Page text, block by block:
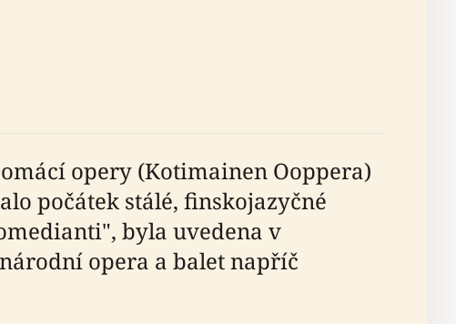
opery (Kotimainen Ooppera)
počátek stálé, finskojazyčné
byla uvedena v
opera a balet napříč